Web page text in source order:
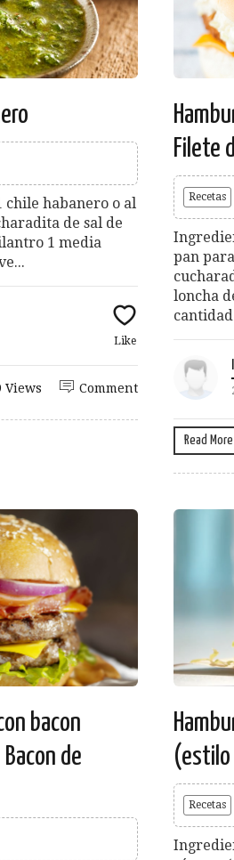
chile habanero o al
de sal de
1 media
Like
Comment
Views
Filete
Recetas
pan
loncha
Read More
bacon
de
(estilo
Recetas